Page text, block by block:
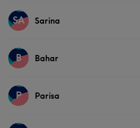
Services
SA Sarina
Services
B Bahar
Services
P Parisa